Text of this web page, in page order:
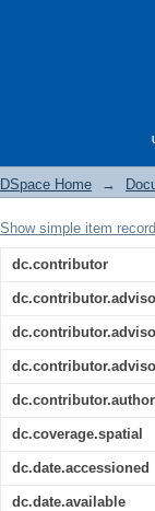
DSpace Home →
Show simple item record
dc.contributor
dc.contributor.author
dc.coverage.spatial
dc.date.accessioned
dc.date.available